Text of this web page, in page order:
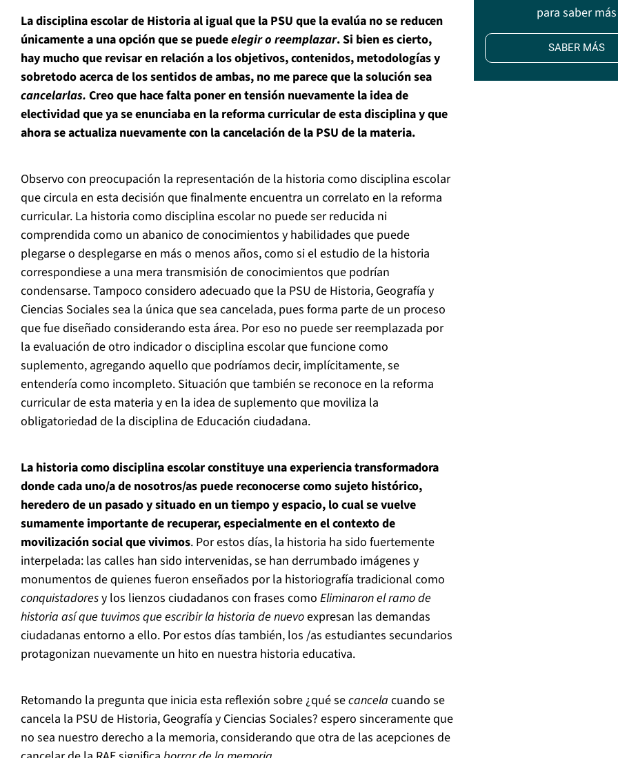
La disciplina escolar de Historia al igual que la PSU que la evalúa no se reducen
únicamente a una opción que se puedeelegir o reemplazar. Si bien es cierto,
hay mucho que revisar en relación a los objetivos, contenidos, metodologías y
sobretodo acerca de los sentidos de ambas, no me parece que la solución sea
cancelarlas. Creo que hace falta poner en tensión nuevamente la idea de
electividad que ya se enunciaba en la reforma curricular de esta disciplina y que
ahora se actualiza nuevamente con la cancelación de la PSU de la materia.
Observo con preocupación la representación de la historia como disciplina escolar
que circula en esta decisión que finalmente encuentra un correlato en la reforma
curricular. La historia como disciplina escolar no puede ser reducida ni
comprendida como un abanico de conocimientos y habilidades que puede
plegarse o desplegarse en más o menos años, como si el estudio de la historia
correspondiese a una mera transmisión de conocimientos que podrían
condensarse. Tampoco considero adecuado que la PSU de Historia, Geografía y
Ciencias Sociales sea la única que sea cancelada, pues forma parte de un proceso
que fue diseñado considerando esta área. Por eso no puede ser reemplazada por
la evaluación de otro indicador o disciplina escolar que funcione como
suplemento, agregando aquello que podríamos decir, implícitamente, se
entendería como incompleto. Situación que también se reconoce en la reforma
curricular de esta materia y en la idea de suplemento que moviliza la
obligatoriedad de la disciplina de Educación ciudadana.
La historia como disciplina escolar constituye una experiencia transformadora
donde cada uno/a de nosotros/as puede reconocerse como sujeto histórico,
heredero de un pasado y situado en un tiempo y espacio, lo cual se vuelve
sumamente importante de recuperar, especialmente en el contexto de
movilización social que vivimos. Por estos días, la historia ha sido fuertemente
interpelada: las calles han sido intervenidas, se han derrumbado imágenes y
monumentos de quienes fueron enseñados por la historiografía tradicional como
conquistadoresy los lienzos ciudadanos con frases como Eliminaron el ramo de
historia así que tuvimos que escribir la historia de nuevoexpresan las demandas
ciudadanas entorno a ello. Por estos días también, los /as estudiantes secundarios
protagonizan nuevamente un hito en nuestra historia educativa.
Retomando la pregunta que inicia esta reflexión sobre ¿qué secancela cuando se
cancela la PSU de Historia, Geografía y Ciencias Sociales? espero sinceramente que
no sea nuestro derecho a la memoria, considerando que otra de las acepciones de
para saber más
SABER MÁS